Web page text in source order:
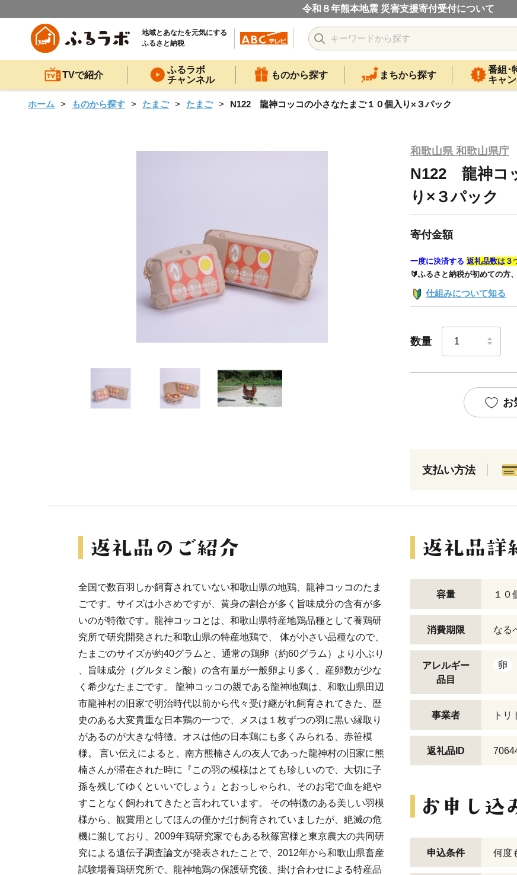
令和８年熊本地震 災害支援寄付受付について
地域とあなたを元気にする
ふるさと納税
TVで紹介
ふるラボ
チャンネル
ものから探す まちから探す
番組･
キャ
ホーム ものから探す たまご たまご N122 龍神コッコの小さなたまご１０個入り×３パック
和歌山県 和歌山県庁
N122 龍神コ
り×３パック
寄付金額
一度に決済する 返礼品数は３
🔰ふるさと納税が初めての方
仕組みについて知る
数量
お
支払い方法
全国で数百羽しか飼育されていない和歌山県の地鶏、龍神コッコのたま
ごです。サイズは小さめですが、黄身の割合が多く旨味成分の含有が多
いのが特徴です。龍神コッコとは、和歌山県特産地鶏品種として養鶏研
究所で研究開発された和歌山県の特産地鶏で、 体が小さい品種なので、
たまごのサイズが約40グラムと、通常の鶏卵（約60グラム）より小ぶり
、旨味成分（グルタミン酸）の含有量が一般卵より多く、産卵数が少な
く希少なたまごです。 龍神コッコの親である龍神地鶏は、和歌山県田辺
市龍神村の旧家で明治時代以前から代々受け継がれ飼育されてきた、歴
史のある大変貴重な日本鶏の一つで、メスは１枚ずつの羽に黒い縁取り
があるのが大きな特徴。オスは他の日本鶏にも多くみられる、赤笹模
様。 言い伝えによると、南方熊楠さんの友人であった龍神村の旧家に熊
楠さんが滞在された時に『この羽の模様はとても珍しいので、大切に子
孫を残してゆくといいでしょう』とおっしゃられ、そのお宅で血を絶や
すことなく飼われてきたと言われています。 その特徴のある美しい羽模
様から、観賞用としてほんの僅かだけ飼育されていましたが、絶滅の危
機に瀕しており、2009年鶏研究家でもある秋篠宮様と東京農大の共同研
究による遺伝子調査論文が発表されたことで、2012年から和歌山県畜産
試験場養鶏研究所で、龍神地鶏の保護研究後、掛け合わせによる特産品
容量 １
消費期限 なる
アレルギー
品目
卵
事業者 ト
返礼品ID
申込条件 何度